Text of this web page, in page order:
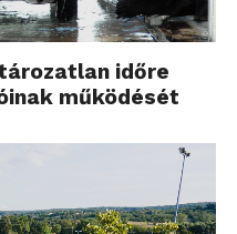
időre
működését